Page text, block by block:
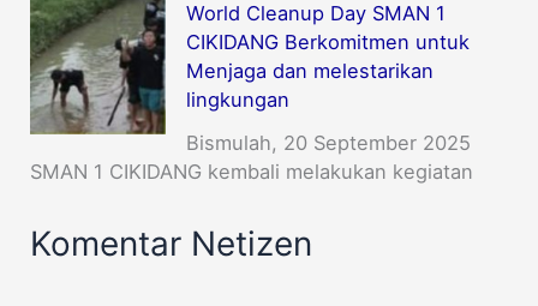
World Cleanup Day SMAN 1
CIKIDANG Berkomitmen untuk
Menjaga dan melestarikan
lingkungan
Bismulah, 20 September 2025
SMAN 1 CIKIDANG kembali melakukan kegiatan
Komentar Netizen